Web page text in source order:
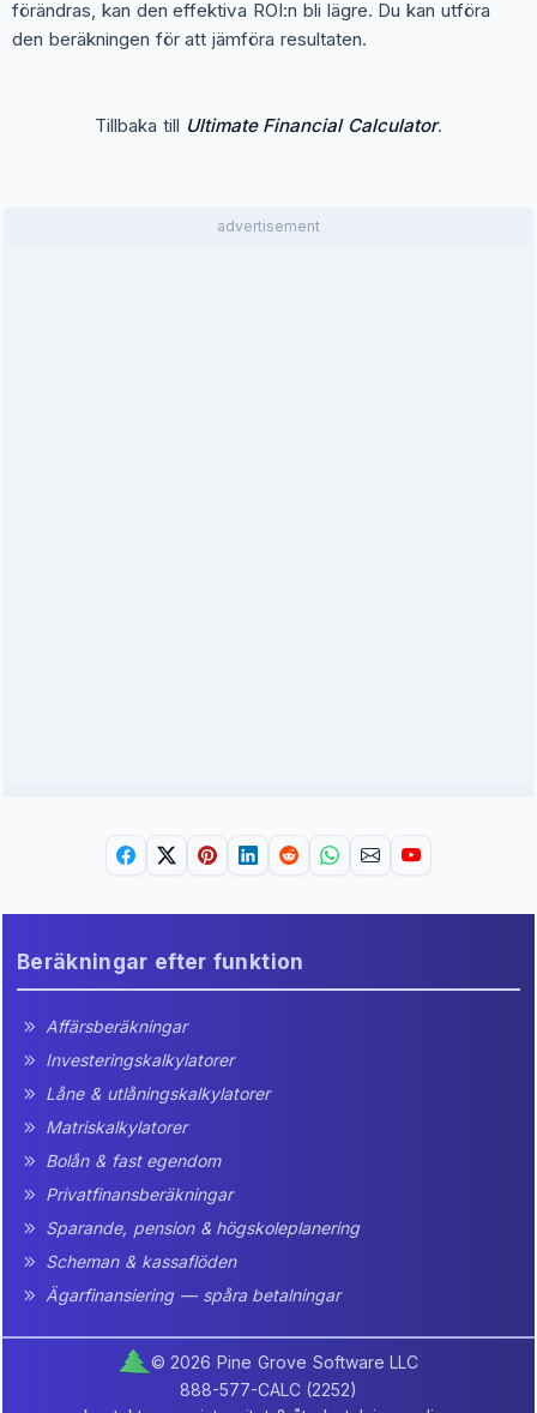
förändras, kan den effektiva ROI:n bli lägre. Du kan utföra
den beräkningen för att jämföra resultaten.
Tillbaka till Ultimate Financial Calculator.
advertisement
Beräkningar efter funktion
Affärsberäkningar
Investeringskalkylatorer
Låne & utlåningskalkylatorer
Matriskalkylatorer
Bolån & fast egendom
Privatfinansberäkningar
Sparande, pension & högskoleplanering
Scheman & kassaflöden
Ägarfinansiering — spåra betalningar
© 2026 Pine Grove Software LLC
888-577-CALC (2252)